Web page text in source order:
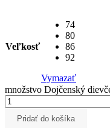
Veľkosť
74
80
86
92
Vymazať
množstvo Dojčenský
Pridať do košíka